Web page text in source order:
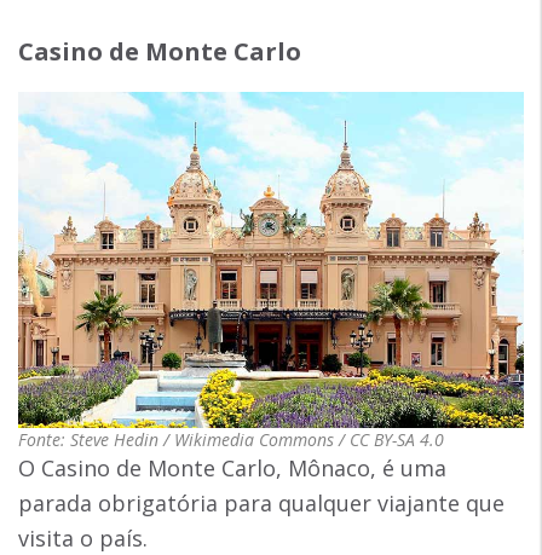
Casino de Monte Carlo
Fonte: Steve Hedin / Wikimedia Commons / CC BY-SA 4.0
O Casino de Monte Carlo, Mônaco, é uma
parada obrigatória para qualquer viajante que
visita o país.